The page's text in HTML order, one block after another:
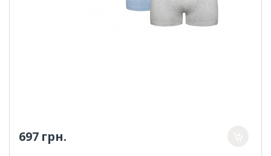
697 грн.